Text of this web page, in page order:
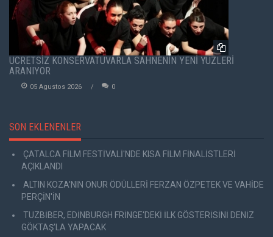
ÜCRETSİZ KONSERVATUVARLA SAHNENİN YENİ YÜZLERİ
ARANIYOR
05 Agustos 2026 0
SON EKLENENLER
ÇATALCA FİLM FESTİVALİ'NDE KISA FİLM FİNALİSTLERİ
AÇIKLANDI
ALTIN KOZA'NIN ONUR ÖDÜLLERİ FERZAN ÖZPETEK VE VAHİDE
PERÇİN'İN
TUZBİBER, EDİNBURGH FRİNGE'DEKİ İLK GÖSTERİSİNİ DENİZ
GÖKTAŞ'LA YAPACAK